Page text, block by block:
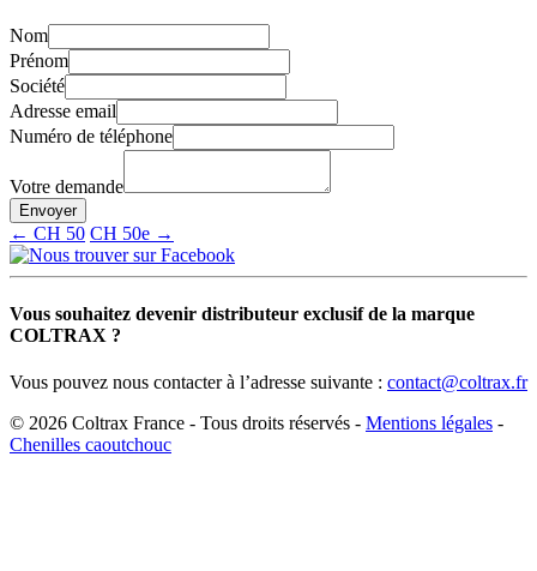
Nom
Prénom
Société
Adresse email
Numéro de téléphone
Votre demande
← CH 50 CH 50e →
Vous souhaitez devenir distributeur exclusif de la marque
COLTRAX ?
Vous pouvez nous contacter à l’adresse suivante : contact@coltrax.fr
© 2026 Coltrax France - Tous droits réservés - Mentions légales -
Chenilles caoutchouc